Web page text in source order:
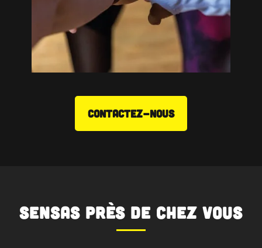
CONTACTEZ-NOUS
SENSAS près de chez vous